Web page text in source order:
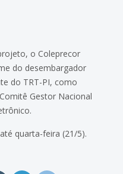
o Coleprecor
do desembargador
do TRT-PI, como
Gestor Nacional
quarta-feira (21/5).